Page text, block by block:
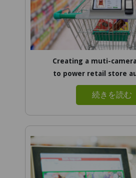
Creating a muti-
to power retail store
続きを読む